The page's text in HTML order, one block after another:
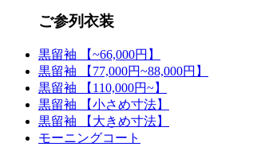
ご参列衣装
黒留袖 【~66,000円】
黒留袖 【77,000円~88,000円】
黒留袖 【110,000円~】
黒留袖 【小さめ寸法】
黒留袖 【大きめ寸法】
モーニングコート